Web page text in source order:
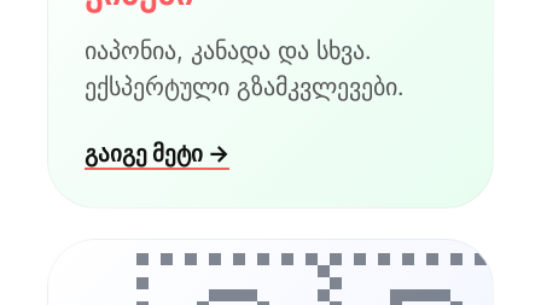
იაპონია, კანადა და სხვა.
ექსპერტული გზამკვლევები.
გაიგე მეტი →